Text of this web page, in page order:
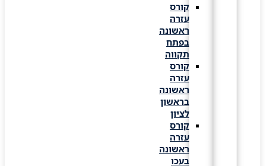
קורס
עזרה
ראשונה
בפתח
תקווה
קורס
עזרה
ראשונה
בראשון
קורס
עזרה
ראשונה